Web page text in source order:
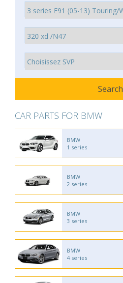
CAR PARTS FOR BMW
BMW
1 series
BMW
2 series
BMW
3 series
BMW
4 series